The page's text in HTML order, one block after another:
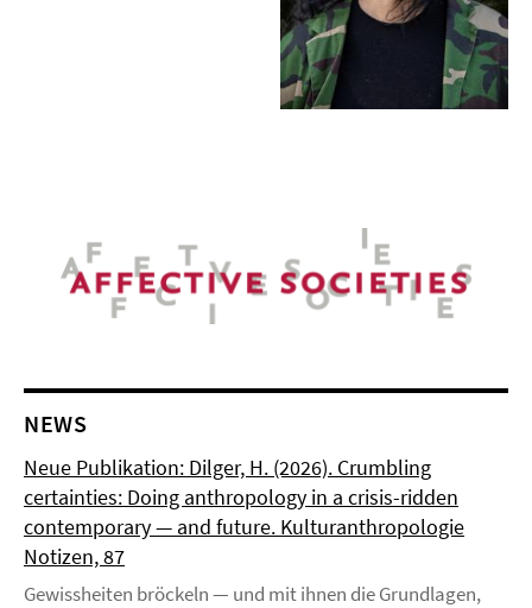
NEWS
Neue Publikation: Dilger, H. (2026). Crumbling
certainties: Doing anthropology in a crisis-ridden
contemporary — and future. Kulturanthropologie
Notizen, 87
Gewissheiten bröckeln — und mit ihnen die Grundlagen,